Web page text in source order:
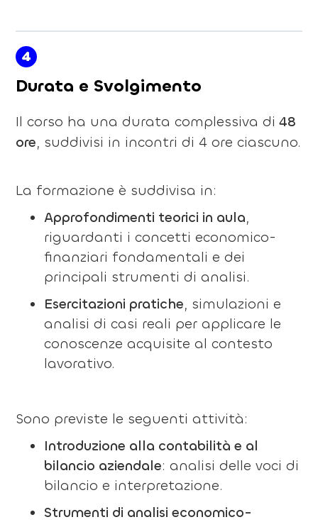
4
Durata e Svolgimento
Il corso ha una durata complessiva di 48
ore, suddivisi in incontri di 4 ore ciascuno.
La formazione è suddivisa in:
Approfondimenti teorici in aula,
riguardanti i concetti economico-
finanziari fondamentali e dei
principali strumenti di analisi.
Esercitazioni pratiche, simulazioni e
analisi di casi reali per applicare le
conoscenze acquisite al contesto
lavorativo.
Sono previste le seguenti attività:
Introduzione alla contabilità e al
bilancio aziendale: analisi delle voci di
bilancio e interpretazione.
Strumenti di analisi economico-